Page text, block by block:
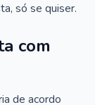
só se quiser.
com
de acordo